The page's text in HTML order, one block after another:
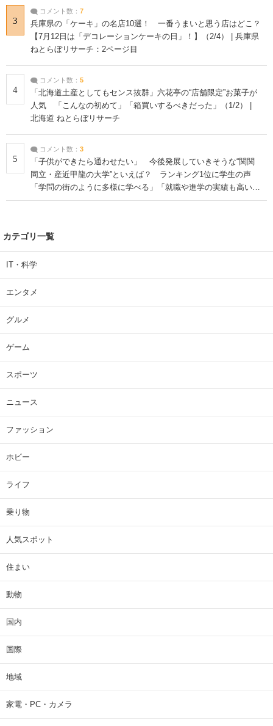
3
コメント数： 7
兵庫県の「ケーキ」の名店10選！ 一番うまいと思う店はどこ？
【7月12日は「デコレーションケーキの日」！】（2/4） | 兵庫県
ねとらぼリサーチ：2ページ目
4
コメント数： 5
「北海道土産としてもセンス抜群」六花亭の“店舗限定”お菓子が
人気 「こんなの初めて」「箱買いするべきだった」（1/2） |
北海道 ねとらぼリサーチ
5
コメント数： 3
「子供ができたら通わせたい」 今後発展していきそうな“関関
同立・産近甲龍の大学”といえば？ ランキング1位に学生の声
「学問の街のように多様に学べる」「就職や進学の実績も高い」
| 大学 ねとらぼリサーチ
カテゴリ一覧
IT・科学
エンタメ
グルメ
ゲーム
スポーツ
ニュース
ファッション
ホビー
ライフ
乗り物
人気スポット
住まい
動物
国内
国際
地域
家電・PC・カメラ